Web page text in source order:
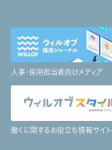
人事・採用担当者向けメディア
働くに関するお役立ち情報サイト